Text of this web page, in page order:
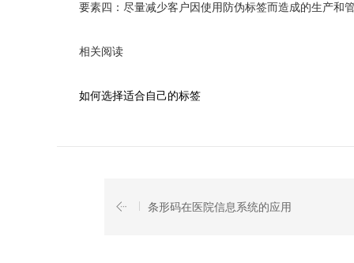
要素四：尽量减少客户因使用防伪标签而造成的生产和
相关阅读
如何选择适合自己的标签
条形码在医院信息系统的应用